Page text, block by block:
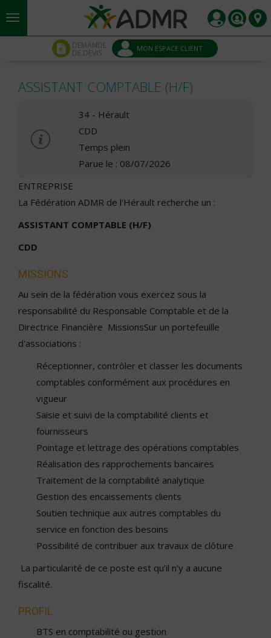
Aller au contenu principal
DEMANDE
DE DEVIS MON ESPACE CLIENT
ASSISTANT COMPTABLE (H/F)
34 - Hérault
CDD
Temps plein
Parue le : 08/07/2026
ENTREPRISE
La Fédération ADMR de l'Hérault recherche un :
ASSISTANT COMPTABLE (H/F)
CDD
MISSIONS
Au sein de la fédération vous exercez sous la
responsabilité du Responsable Comptable et de la
Directrice Financière MissionsSur un portefeuille
d'associations :
Réceptionner, contrôler et classer les documents
comptables conformément aux procédures en
vigueur
Saisie et suivi de la comptabilité clients et
fournisseurs
Pointage et lettrage des opérations comptables
Réalisation des rapprochements bancaires
Traitement de la comptabilité analytique
Gestion des encaissements clients
Soutien technique aux autres comptables du
service en fonction des besoins
Possibilité de contribuer aux travaux de clôture
La particularité de ce poste est qu’il n’y a aucune
fiscalité.
PROFIL
BTS en comptabilité ou gestion
Panneau de gestion des cookies